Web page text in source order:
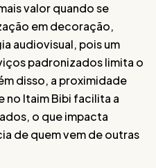
valor quando se
em decoração,
audiovisual, pois um
padronizados limita o
disso, a proximidade
no Itaim Bibi facilita a
o que impacta
de quem vem de outras